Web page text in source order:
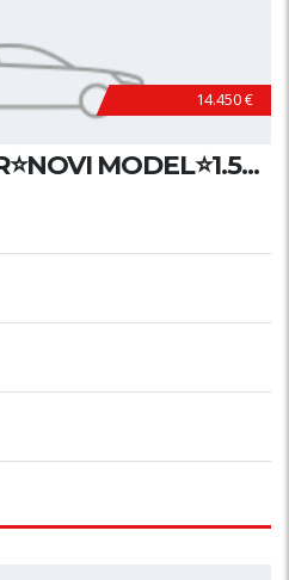
14.450 €
MODEL⭐1.5...